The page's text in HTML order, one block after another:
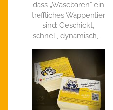
dass „Wascbären“ ein
treffliches Wappentier
sind: Geschickt,
schnell, dynamisch, …